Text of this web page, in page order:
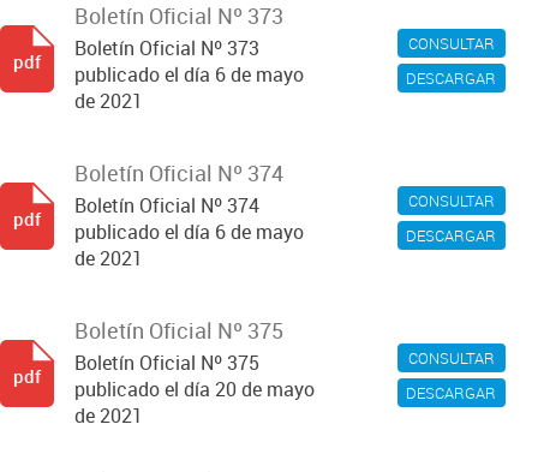
CONSULTAR
DESCARGAR
Boletín Oficial Nº 373
Boletín Oficial Nº 373
publicado el día 6 de mayo
de 2021
pdf
CONSULTAR
DESCARGAR
Boletín Oficial Nº 374
Boletín Oficial Nº 374
publicado el día 6 de mayo
de 2021
pdf
CONSULTAR
DESCARGAR
Boletín Oficial Nº 375
Boletín Oficial Nº 375
publicado el día 20 de mayo
de 2021
pdf